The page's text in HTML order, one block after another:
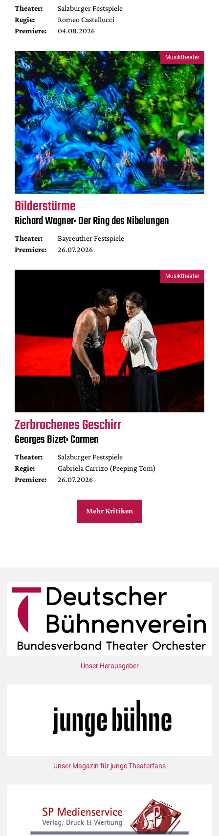
Theater:
Salzburger Festspiele
Regie:
Romeo Castellucci
Premiere:
04.08.2026
Musiktheater
Bilderstürme
Richard Wagner: Der Ring des Nibelungen
Theater:
Bayreuther Festspiele
Premiere:
26.07.2026
Musiktheater
Zerbrochenes Geschirr
Georges Bizet: Carmen
Theater:
Salzburger Festspiele
Regie:
Gabriela Carrizo (Peeping Tom)
Premiere:
26.07.2026
Mehr Kritiken
Unser Herausgeber
Unser Magazin für junge Theaterfans